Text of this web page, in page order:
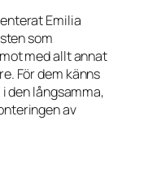
Emilia
som
med allt annat
För dem känns
den långsamma,
av